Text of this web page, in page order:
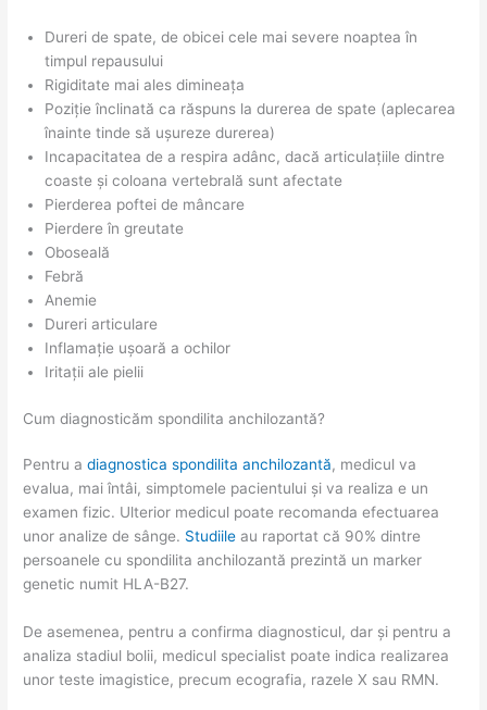
Dureri de spate, de obicei cele mai severe noaptea în
timpul repausului
Rigiditate mai ales dimineața
Poziție înclinată ca răspuns la durerea de spate (aplecarea
înainte tinde să ușureze durerea)
Incapacitatea de a respira adânc, dacă articulațiile dintre
coaste și coloana vertebrală sunt afectate
Pierderea poftei de mâncare
Pierdere în greutate
Oboseală
Febră
Anemie
Dureri articulare
Inflamație ușoară a ochilor
Iritații ale pielii
Cum diagnosticăm spondilita anchilozantă?
Pentru adiagnostica spondilita anchilozantă, medicul va
evalua, mai întâi, simptomele pacientului și va realiza e un
examen fizic. Ulterior medicul poate recomanda efectuarea
unor analize de sânge. Studiile au raportat că 90% dintre
persoanele cu spondilita anchilozantă prezintă un marker
genetic numit HLA-B27.
De asemenea, pentru a confirma diagnosticul, dar și pentru a
analiza stadiul bolii, medicul specialist poate indica realizarea
unor teste imagistice, precum ecografia, razele X sau RMN.